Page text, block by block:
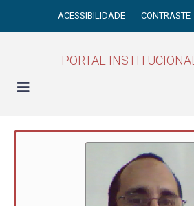
ACESSIBILIDADE CONTRASTE
PORTAL INSTITUCIONAL